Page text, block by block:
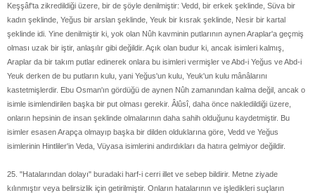
Keşşâf'ta zikredildiği üzere, bir de şöyle denilmiştir: Vedd, bir erkek şeklinde, Süva bir
kadın şeklinde, Yeğus bir arslan şeklinde, Yeuk bir kısrak şeklinde, Nesir bir kartal
şeklinde idi. Yine denilmiştir ki, yok olan Nûh kavminin putlarının aynen Araplar'a geçmiş
olması uzak bir iştir, anlaşılır gibi değildir. Açık olan budur ki, ancak isimleri kalmış,
Araplar da bir takım putlar edinerek onlara bu isimleri vermişler ve Abd-i Yeğus ve Abd-i
Yeuk derken de bu putların kulu, yani Yeğus'un kulu, Yeuk'un kulu mânâlarını
kastetmişlerdir. Ebu Osman'ın gördüğü de aynen Nûh zamanından kalma değil, ancak o
isimle isimlendirilen başka bir put olması gerekir. Âlûsî, daha önce nakledildiği üzere,
onların hepsinin de insan şeklinde olmalarının daha sahih olduğunu kaydetmiştir. Bu
isimler esasen Arapça olmayıp başka bir dilden olduklarına göre, Vedd ve Yeğus
isimlerinin Hintliler'in Veda, Vüyasa isimlerini andırdıkları da hatıra gelmiyor değildir.
25. "Hatalarından dolayı" buradaki harf-i cerri illet ve sebep bildirir. Metne ziyade
kılınmıştır veya belirsizlik için getirilmiştir. Onların hatalarının ve işledikleri suçların